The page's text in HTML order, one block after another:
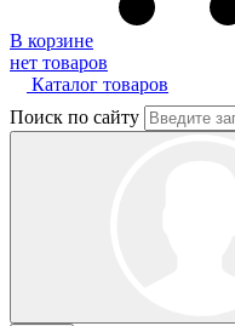
В корзине
нет товаров
Каталог товаров
Поиск по сайту